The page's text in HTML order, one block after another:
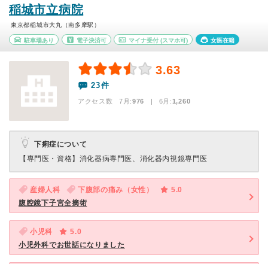
稲城市立病院
東京都稲城市大丸（南多摩駅）
駐車場あり 電子決済可 マイナ受付 (スマホ可) 女医在籍
3.63
23件
アクセス数 7月:976 | 6月:1,260
下痢症について
【専門医・資格】 消化器病専門医、消化器内視鏡専門医
産婦人科 下腹部の痛み（女性）
5.0
腹腔鏡下子宮全摘術
小児科
5.0
小児外科でお世話になりました